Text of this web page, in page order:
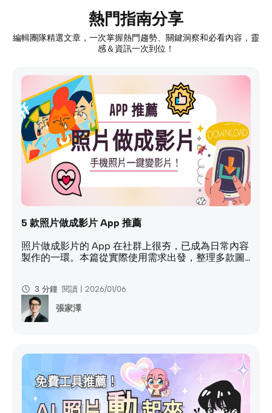
熱門指南分享
編輯團隊精選文章，一次掌握熱門趨勢、關鍵洞察和必看內容，靈
感＆資訊一次到位！
5 款照片做成影片 App 推薦
照片做成影片的 App 在社群上很夯，已成為日常內容
製作的一環。本篇從實際使用需求出發，整理多款圖
張家澤
3 分鐘 閱讀 | 2026/01/06